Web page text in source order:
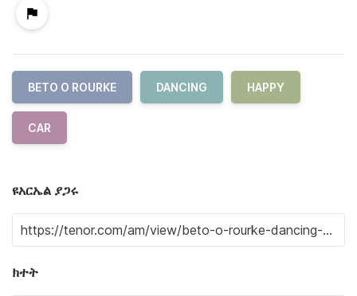
BETO O ROURKE DANCING HAPPY
CAR
ዩአርኤል ያጋሩ
ክተት